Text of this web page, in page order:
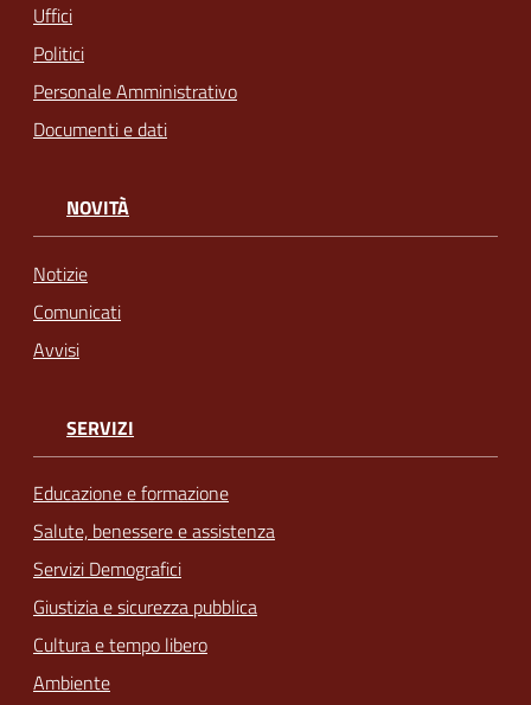
Uffici
Politici
Personale Amministrativo
Documenti e dati
NOVITÀ
Notizie
Comunicati
Avvisi
SERVIZI
Educazione e formazione
Salute, benessere e assistenza
Servizi Demografici
Giustizia e sicurezza pubblica
Cultura e tempo libero
Ambiente